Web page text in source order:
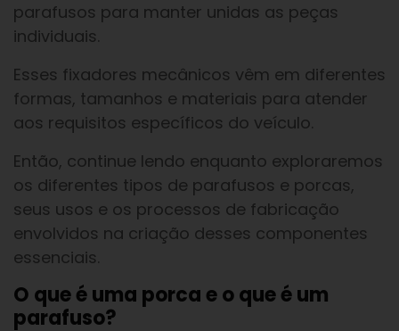
parafusos para manter unidas as peças
individuais.
Esses fixadores mecânicos vêm em diferentes
formas, tamanhos e materiais para atender
aos requisitos específicos do veículo.
Então, continue lendo enquanto exploraremos
os diferentes tipos de parafusos e porcas,
seus usos e os processos de fabricação
envolvidos na criação desses componentes
essenciais.
O que é uma porca e o que é um
parafuso?